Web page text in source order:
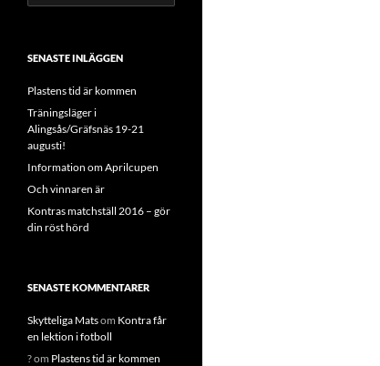
efter:
SENASTE INLÄGGEN
Plastens tid är kommen
Träningsläger i
Alingsås/Gräfsnäs 19-21
augusti!
Information om Aprilcupen
Och vinnaren är
Kontras matchställ 2016 – gör
din röst hörd
SENASTE KOMMENTARER
Skytteliga Matsom Kontra får
en lektion i fotboll
?om Plastens tid är kommen